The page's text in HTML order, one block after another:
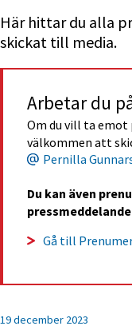
Här hittar du alla
skickat till media.
Arbetar du
Om du vill ta emot
välkommen att
Pernilla
Du kan även
Gå till
19 december 2023